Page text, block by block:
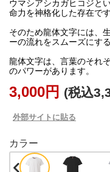
ウマシアシカガヒコジと
命力を神格化した存在です
そのため龍体文字には、
ーの流れをスムーズにす
龍体文字は、言葉のそれ
3,000円 (税込
外部サイトに貼る
カラー